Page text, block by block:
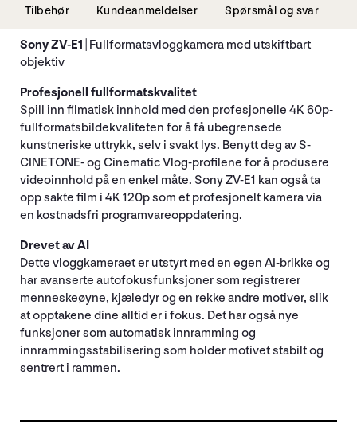
Tilbehør Kundeanmeldelser Spørsmål og svar
Sony ZV-E1 | Fullformatsvloggkamera med utskiftbart
objektiv
Profesjonell fullformatskvalitet
Spill inn filmatisk innhold med den profesjonelle 4K 60p-
fullformatsbildekvaliteten for å få ubegrensede
kunstneriske uttrykk, selv i svakt lys. Benytt deg av S-
CINETONE- og Cinematic Vlog-profilene for å produsere
videoinnhold på en enkel måte. Sony ZV-E1 kan også ta
opp sakte film i 4K 120p som et profesjonelt kamera via
en kostnadsfri programvareoppdatering.
Drevet av AI
Dette vloggkameraet er utstyrt med en egen AI-brikke og
har avanserte autofokusfunksjoner som registrerer
menneskeøyne, kjæledyr og en rekke andre motiver, slik
at opptakene dine alltid er i fokus. Det har også nye
funksjoner som automatisk innramming og
innrammingsstabilisering som holder motivet stabilt og
sentrert i rammen.